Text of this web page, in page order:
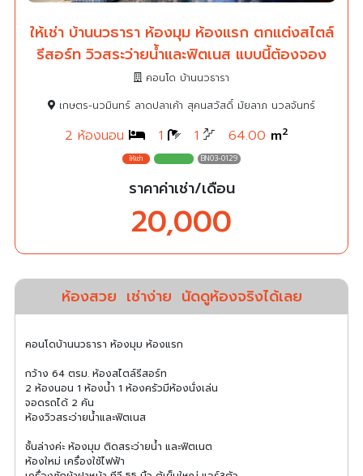
ให้เช่า บ้านนวธารา ห้องมุม ห้องแรก ตกแต่งสไตล์
รีสอร์ท วิวสระว่ายน้ำและฟิตเนส แบบนี้ต้องจอง
คอนโด บ้านนวธารา
เกษตร-นวมินทร์ ลาดปลาเค้า สุคนสวัสดิ์ มัยลาภ นวลจันทร์
2 ห้องนอน 1 1 64.00 m2
BN03-0129
ราคาค่าเช่า/เดือน
20,000
ห้องสวย เช่าง่าย นัดดูห้องจริงได้เลย
คอนโดบ้านนวธารา ห้องมุม ห้องแรก
กว้าง 64 ตรม. ห้องสไตล์รีสอร์ท
2 ห้องนอน 1 ห้องน้ำ 1 ห้องครัวมีห้องนั่งเล่น
จอดรถได้ 2 คัน
ห้องวิวสระว่ายน้ำและฟิตเนส
ชั้นล่างค่ะ ห้องมุม ติดสระว่ายน้ำ และฟิตเนต
ห้องใหม่ เครื่องใช้ไฟฟ้า